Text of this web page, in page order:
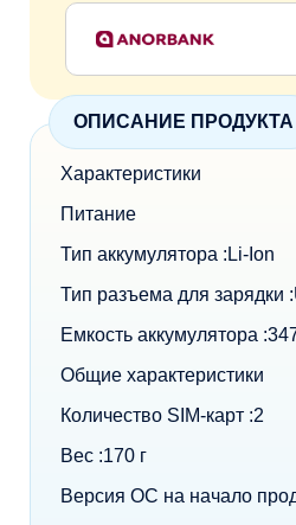
ОПИСАНИЕ ПРОДУКТА
Характеристики
Питание
Тип аккумулятора :Li-Ion
Тип разъема для зарядки
Емкость аккумулятора
Общие характеристики
Количество SIM-карт :2
Вес :170 г
Версия ОС на начало